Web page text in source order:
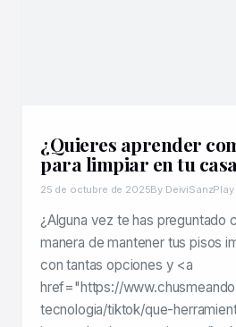
¿Quieres aprender
para limpiar en tu
25 de octubre de 2025By DeiviSanzPlay
¿Alguna vez te has preguntado
manera de mantener tus pisos
con tantas opciones y <a
href="https://
tecnologia/tiktok/que-